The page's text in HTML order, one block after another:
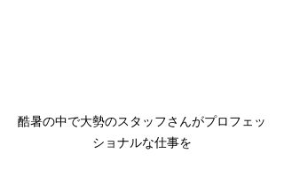
酷暑の中で大勢のスタッフさんがプロフェッ
ショナルな仕事を